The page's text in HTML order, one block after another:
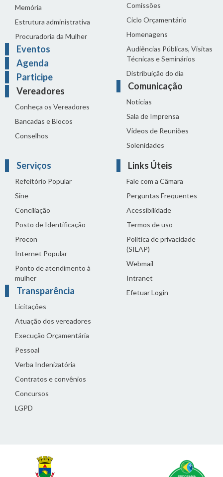
Memória
Estrutura administrativa
Procuradoria da Mulher
Eventos
Agenda
Participe
Vereadores
Conheça os Vereadores
Bancadas e Blocos
Conselhos
Comissões
Ciclo Orçamentário
Homenagens
Audiências Públicas, Visitas
Técnicas e Seminários
Distribuição do dia
Comunicação
Notícias
Sala de Imprensa
Vídeos de Reuniões
Solenidades
Serviços
Refeitório Popular
Sine
Conciliação
Posto de Identificação
Procon
Internet Popular
Ponto de atendimento à
mulher
Transparência
Licitações
Atuação dos vereadores
Execução Orçamentária
Pessoal
Verba Indenizatória
Contratos e convênios
Concursos
LGPD
Links Úteis
Fale com a Câmara
Perguntas Frequentes
Acessibilidade
Termos de uso
Política de privacidade
(SILAP)
Webmail
Intranet
Efetuar Login